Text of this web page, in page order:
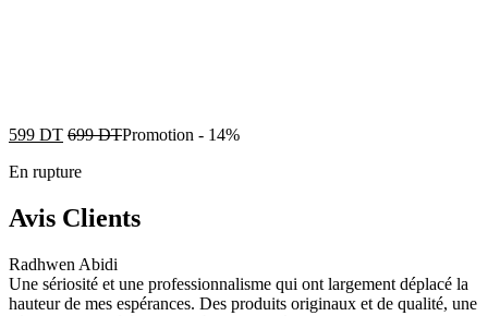
599 DT 699DTPromotion - 14%
En rupture
Avis Clients
Radhwen Abidi
Une sériosité et une professionnalisme qui ont largement déplacé la
hauteur de mes espérances. Des produits originaux et de qualité, une